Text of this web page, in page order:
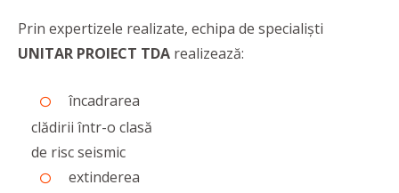
Prin expertizele realizate, echipa de specialişti
UNITAR PROIECT TDA realizează:
încadrarea
clădirii într-o clasă
de risc seismic
extinderea